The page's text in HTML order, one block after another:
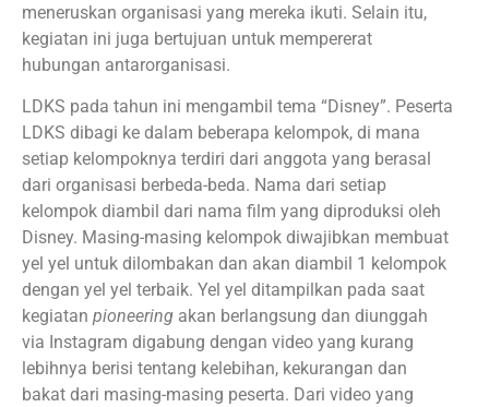
meneruskan organisasi yang mereka ikuti. Selain itu,
kegiatan ini juga bertujuan untuk mempererat
hubungan antarorganisasi.
LDKS pada tahun ini mengambil tema “Disney”. Peserta
LDKS dibagi ke dalam beberapa kelompok, di mana
setiap kelompoknya terdiri dari anggota yang berasal
dari organisasi berbeda-beda. Nama dari setiap
kelompok diambil dari nama film yang diproduksi oleh
Disney. Masing-masing kelompok diwajibkan membuat
yel yel untuk dilombakan dan akan diambil 1 kelompok
dengan yel yel terbaik. Yel yel ditampilkan pada saat
kegiatan pioneering akan berlangsung dan diunggah
via Instagram digabung dengan video yang kurang
lebihnya berisi tentang kelebihan, kekurangan dan
bakat dari masing-masing peserta. Dari video yang